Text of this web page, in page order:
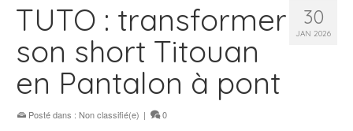
30
JAN 2026
TUTO : transformer
son short Titouan
en Pantalon à pont
Posté dans : Non classifié(e) | 0